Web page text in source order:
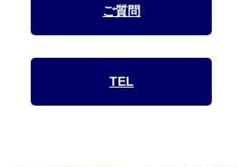
ご質問
TEL